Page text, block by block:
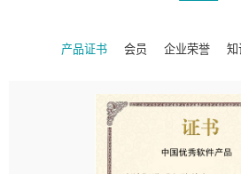
产品证书 会员 企业荣誉 知